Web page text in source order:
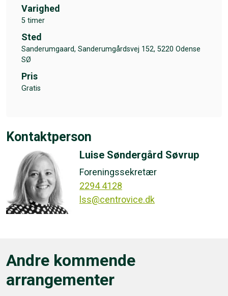
Varighed
5 timer
Sted
Sanderumgaard, Sanderumgårdsvej 152, 5220 Odense
SØ
Pris
Gratis
Kontaktperson
Luise Søndergård Søvrup
Foreningssekretær
2294 4128
lss@centrovice.dk
Andre kommende
arrangementer